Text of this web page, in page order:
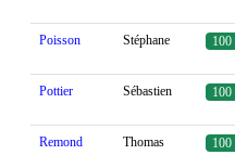
Poisson Stéphane
Pottier Sébastien
Remond Thomas